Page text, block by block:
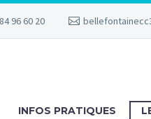
96 60 20
INFOS PRATIQUES